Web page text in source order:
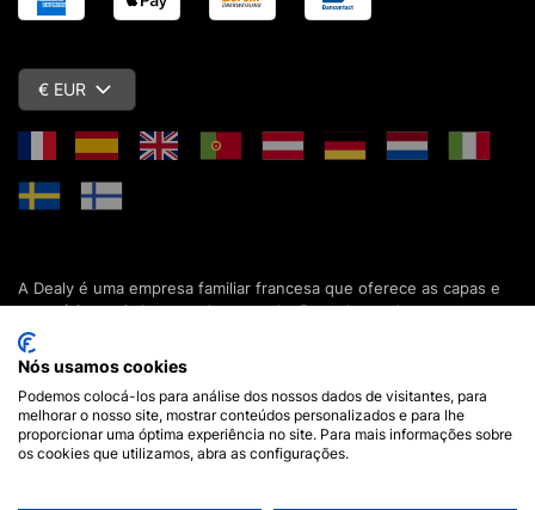
€ EUR
A Dealy é uma empresa familiar francesa que oferece as capas e
acessórios mais baratos do mercado. Descubra todas as nossas
colecções de capas, estojos, protecções de ecrã e acessórios
para o seu smartphone, tablet, computador ou relógio conectado.
Desde 2012, apresentamos novidades todos os dias para lhe
oferecer ainda mais opções de escolha. Mais de 600.000 clientes
em França e em todo o mundo já confiam na Dealy. Se tiver
alguma pergunta, a nossa equipa está disponível 7 dias por
Nós usamos cookies
Podemos colocá-los para análise dos nossos dados de visitantes, para
melhorar o nosso site, mostrar conteúdos personalizados e para lhe
proporcionar uma óptima experiência no site. Para mais informações sobre
os cookies que utilizamos, abra as configurações.